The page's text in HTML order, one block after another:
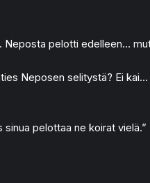
Neposta pelotti edelleen…
Neposen selitystä? Ei
pelottaa ne koirat vielä.”